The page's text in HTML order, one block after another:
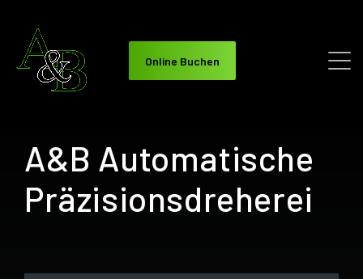
Online Buchen
A&B Automatische
Präzisionsdreherei